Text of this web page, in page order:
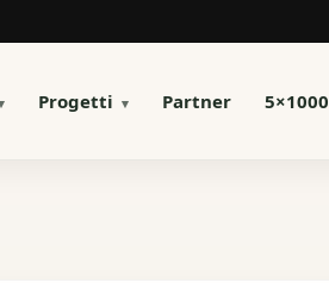
Progetti Partner 5×1000